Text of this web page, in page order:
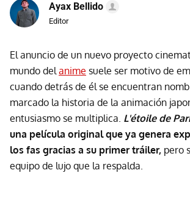
Ayax Bellido
Editor
El anuncio de un nuevo proyecto
mundo delanime suele ser motivo de
cuando detrás de él se encuentran
marcado la historia de la animación
entusiasmo se multiplica. L'étoile de
una película original que ya genera
los fas gracias a su primer tráiler, pero
equipo de lujo que la respalda.